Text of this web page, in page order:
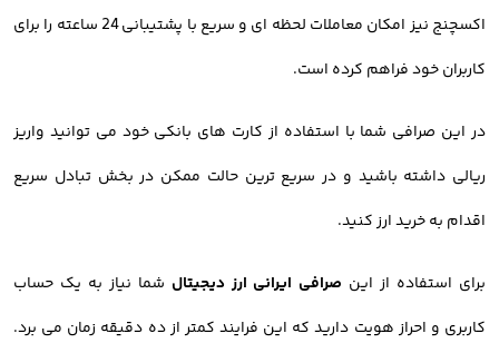
اکسچنج نیز امکان معاملات لحظه ای و سریع با پشتیبانی 24 ساعته را برای
کاربران خود فراهم کرده است.
در این صرافی شما با استفاده از کارت های بانکی خود می توانید واریز
ریالی داشته باشید و در سریع ترین حالت ممکن در بخش تبادل سریع
اقدام به خرید ارز کنید.
برای استفاده از این صرافی ایرانی ارز دیجیتال شما نیاز به یک حساب
کاربری و احراز هویت دارید که این فرایند کمتر از ده دقیقه زمان می برد.